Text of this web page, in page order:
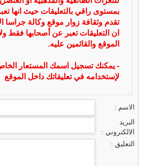
بمستوى راقي بالتعليقات حيث انها
تقدم وثقافة زوار موقع وكالة جراسا
ان التعليقات تعبر عن أصحابها فقط
الموقع والقائمين عليه.
- يمكنك تسجيل اسمك المستعار
لإستخدامه في تعليقاتك داخل الموقع
الاسم :
البريد
الالكتروني :
التعليق :